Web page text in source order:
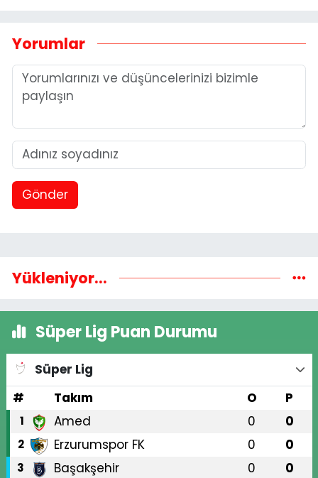
Yorumlar
Gönder
Yükleniyor...
Süper Lig Puan Durumu
Süper Lig
#
Takım O P
1 Amed 0 0
2 Erzurumspor FK 0 0
3 Başakşehir 0 0